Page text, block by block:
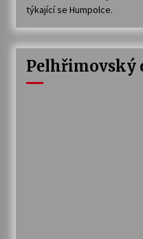
týkající se Humpolce.
Pelhřimovský